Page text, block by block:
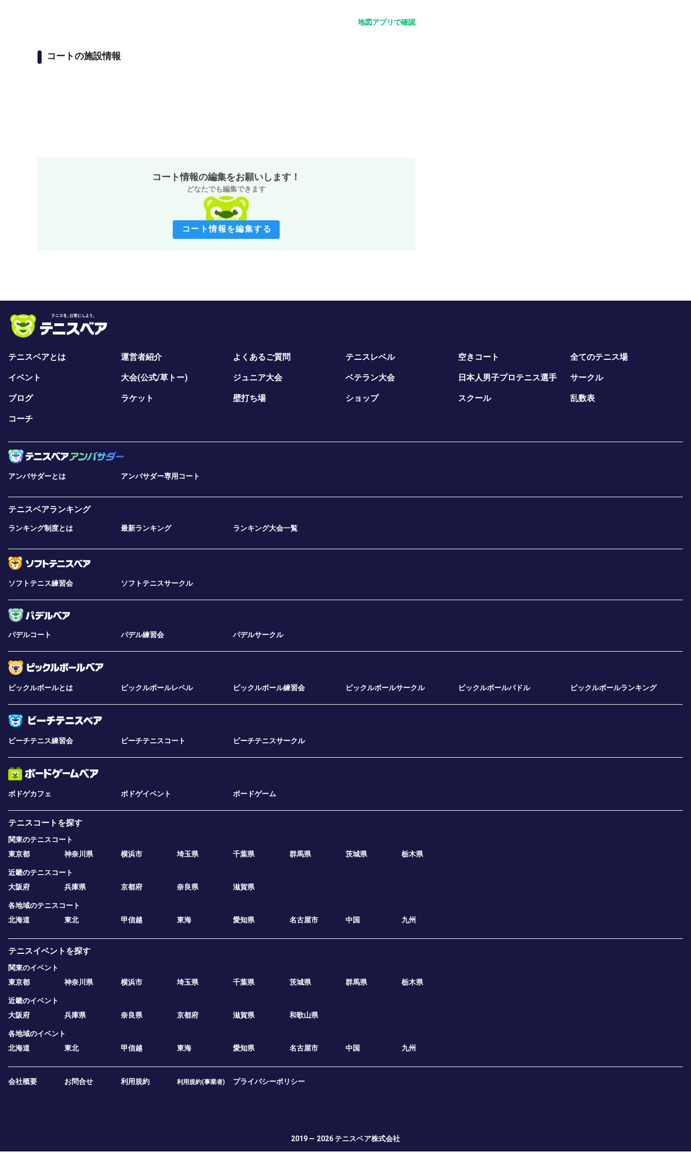
地図アプリで確認
コートの施設情報
コート情報の編集をお願いします！
どなたでも編集できます
コート情報を編集する
テニスベアとは 運営者紹介 よくあるご質問 テニスレベル 空きコート 全てのテニス場
イベント 大会(公式/草トー) ジュニア大会 ベテラン大会 日本人男子プロテニス選手 サークル
ブログ ラケット 壁打ち場 ショップ スクール 乱数表
コーチ
アンバサダーとは アンバサダー専用コート
テニスベアランキング
ランキング制度とは 最新ランキング ランキング大会一覧
ソフトテニス練習会 ソフトテニスサークル
パデルコート パデル練習会 パデルサークル
ピックルボールとは ピックルボールレベル ピックルボール練習会 ピックルボールサークル ピックルボールパドル ピックルボールランキング
ビーチテニス練習会 ビーチテニスコート ビーチテニスサークル
ボドゲカフェ ボドゲイベント ボードゲーム
テニスコートを探す
関東のテニスコート
東京都
神奈川県 横浜市 埼玉県 千葉県 群馬県 茨城県 栃木県
近畿のテニスコート
大阪府
兵庫県 京都府 奈良県 滋賀県
各地域のテニスコート
北海道
東北 甲信越 東海 愛知県 名古屋市 中国 九州
テニスイベントを探す
関東のイベント
東京都
神奈川県 横浜市 埼玉県 千葉県 茨城県 群馬県 栃木県
近畿のイベント
大阪府
兵庫県 奈良県 京都府 滋賀県 和歌山県
各地域のイベント
北海道
東北 甲信越 東海 愛知県 名古屋市 中国 九州
会社概要 お問合せ 利用規約 利用規約(事業者) プライバシーポリシー
2019 — 2026 テニスベア株式会社